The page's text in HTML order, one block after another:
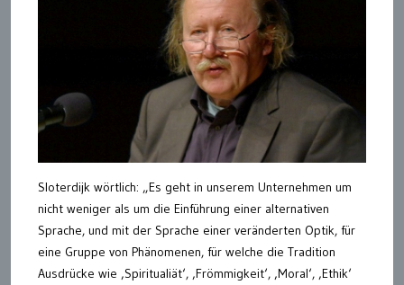
Sloterdijk wörtlich: „Es geht in unserem Unternehmen um
nicht weniger als um die Einführung einer alternativen
Sprache, und mit der Sprache einer veränderten Optik, für
eine Gruppe von Phänomenen, für welche die Tradition
Ausdrücke wie ‚Spiritualiät‘, ‚Frömmigkeit‘, ‚Moral‘, ‚Ethik‘